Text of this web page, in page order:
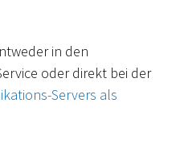
in den
oder direkt bei der
Servers als